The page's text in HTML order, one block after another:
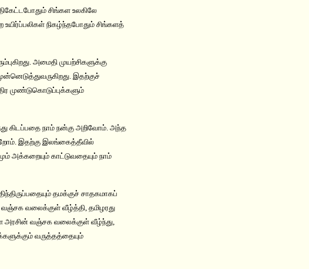
சிங்கள உலகிலே
நிகழ்ந்தபோதும் சிங்களத்
அமைதி முயற்சிகளுக்கு
இதற்குச்
முண்டுகொடுப்புக்களும்
கிடப்பதை நாம் நன்கு அறிவோம். அந்த
இதற்கு இலங்கைத்தீவில்
அக்கறையும் காட்டுவதையும் நாம்
தமக்குச் சாதகமாகப்
வஞ்சக வலைக்குள் வீழ்த்தி, தமிழரது
அரசின் வஞ்சக வலைக்குள் வீழ்ந்து,
வருத்தத்தையும்